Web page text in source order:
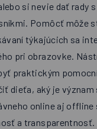
si nevie dať rady
Pomôcť môže
týkajúcich sa
pri obrazovke.
praktickým
dieťa, aký je význam
online aj offline
a transparentnosť.